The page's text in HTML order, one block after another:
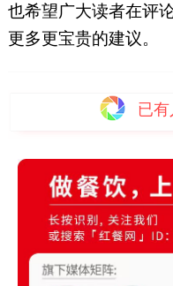
也希望广大读者在评
更多更宝贵的建议。
已有